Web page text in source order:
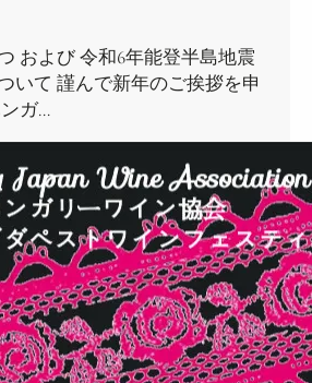
および 令和6年能登半島地震
いて 謹んで新年のご挨拶を申
ガ…